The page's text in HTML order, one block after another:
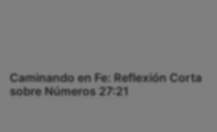
Caminando en Fe: Reflexión Corta
sobre Números 27:21